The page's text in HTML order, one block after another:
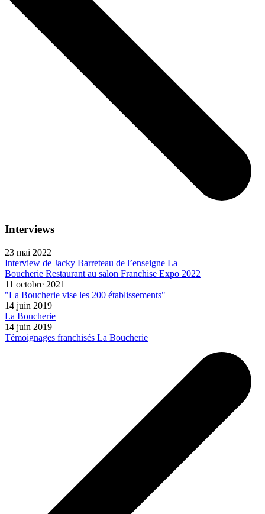
Interviews
23 mai 2022
Interview de Jacky Barreteau de l’enseigne La
Boucherie Restaurant au salon Franchise Expo 2022
11 octobre 2021
"La Boucherie vise les 200 établissements"
14 juin 2019
La Boucherie
14 juin 2019
Témoignages franchisés La Boucherie